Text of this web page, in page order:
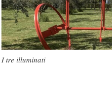
I tre illuminati